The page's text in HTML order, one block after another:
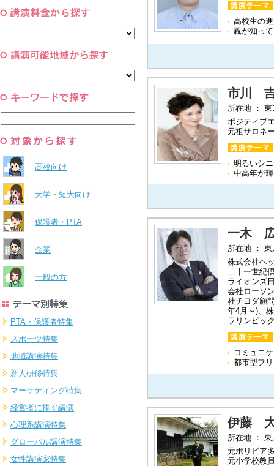
すべて
コーチング・メンタルヘルス・人
スポーツ
すべて
高校向け
大学・短大向け
保護者・PTA
企業
一般の方
PTA・保護者特集
スポーツ特集
地域講演特集
新人研修特集
マーケティング特集
経営者に捧ぐ講演
心理系講演特集
グローバル講演特集
女性講演家特集
高校生の
親が知っ
市川
所在地 ：
ポジティブ
元祖サロネ
明るいシ
中高年が
一木
所在地 ：
株式会社ヘ
二十一世紀
ライオンズ
会社ローソ
社チヨダ顧
年4月～)、
ラリンピッ
コミュニ
都市型フ
伊藤
所在地 ：
元ボリビア
元小学校教